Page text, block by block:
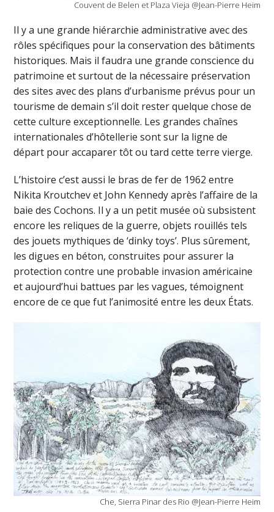
Couvent de Belen et Plaza Vieja @Jean-Pierre Heim
Il y a une grande hiérarchie administrative avec des
rôles spécifiques pour la conservation des bâtiments
historiques. Mais il faudra une grande conscience du
patrimoine et surtout de la nécessaire préservation
des sites avec des plans d’urbanisme prévus pour un
tourisme de demain s’il doit rester quelque chose de
cette culture exceptionnelle. Les grandes chaînes
internationales d’hôtellerie sont sur la ligne de
départ pour accaparer tôt ou tard cette terre vierge.
L’histoire c’est aussi le bras de fer de 1962 entre
Nikita Kroutchev et John Kennedy après l’affaire de la
baie des Cochons. Il y a un petit musée où subsistent
encore les reliques de la guerre, objets rouillés tels
des jouets mythiques de ‘dinky toys’. Plus sûrement,
les digues en béton, construites pour assurer la
protection contre une probable invasion américaine
et aujourd’hui battues par les vagues, témoignent
encore de ce que fut l’animosité entre les deux États.
Che, Sierra Pinar des Rio @Jean-Pierre Heim